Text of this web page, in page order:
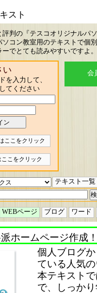
スト
判の『テスコオリジナルパ
ソコン教室用のテキストで個
でとても読みやすいですよ。
い
を入力して、
てください
ここをクリック
こをクリック
会
テキスト一覧
WEBページ ブログ ワード
ホームページ作成
個人ブログ
ている人気
本テキスト
で、しっか